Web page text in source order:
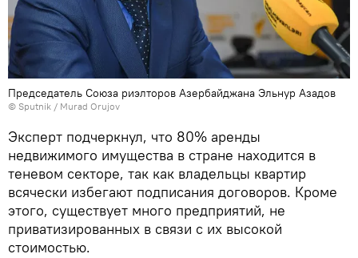
Председатель Союза риэлторов Азербайджана Эльнур Азадов
© Sputnik / Murad Orujov
Эксперт подчеркнул, что 80% аренды
недвижимого имущества в стране находится в
теневом секторе, так как владельцы квартир
всячески избегают подписания договоров. Кроме
этого, существует много предприятий, не
приватизированных в связи с их высокой
стоимостью.